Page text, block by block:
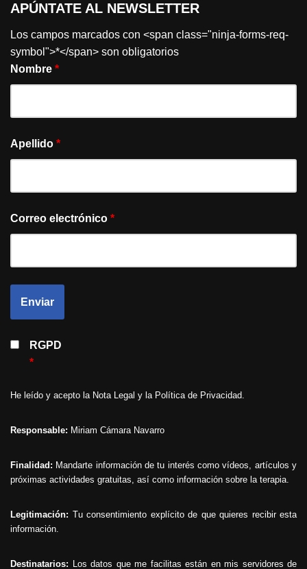
APÚNTATE AL NEWSLETTER
Los campos marcados con <span class="ninja-forms-req-
symbol">*</span> son obligatorios
Nombre *
Apellido *
Correo electrónico *
RGPD
*
He leído y acepto la Nota Legal y la Política de Privacidad.
Responsable: Miriam Cámara Navarro
Finalidad: Mandarte información de tu interés como vídeos, artículos y
próximas actividades gratuitas, así como información sobre la terapia.
Legitimación: Tu consentimiento explícito de que quieres recibir esta
información.
Destinatarios: Los datos que me facilitas están en mis servidores de